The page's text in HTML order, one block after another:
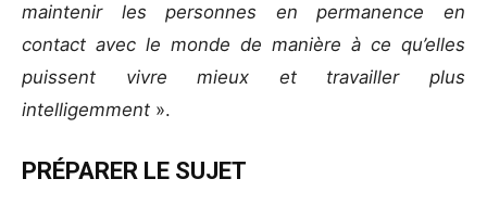
maintenir les personnes en permanence en
contact avec le monde de manière à ce qu’elles
puissent vivre mieux et travailler plus
intelligemment ».
PRÉPARER LE SUJET